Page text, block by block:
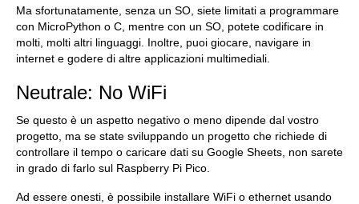
Ma sfortunatamente, senza un SO, siete limitati a programmare
con MicroPython o C, mentre con un SO, potete codificare in
molti, molti altri linguaggi. Inoltre, puoi giocare, navigare in
internet e godere di altre applicazioni multimediali.
Neutrale: No WiFi
Se questo è un aspetto negativo o meno dipende dal vostro
progetto, ma se state sviluppando un progetto che richiede di
controllare il tempo o caricare dati su Google Sheets, non sarete
in grado di farlo sul Raspberry Pi Pico.
Ad essere onesti, è possibile installare WiFi o ethernet usando